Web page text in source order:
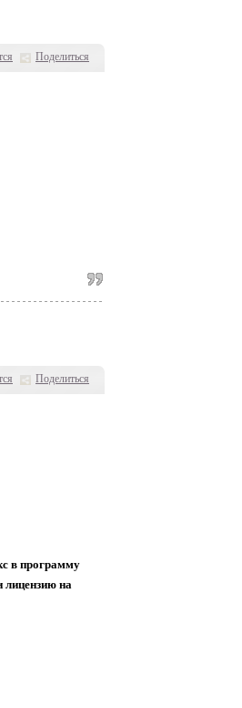
Поделиться
Поделиться
в программу
лицензию на